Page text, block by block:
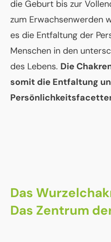
die Geburt bis zur
zum Erwachsenwerden
es die Entfaltung der
Menschen in den
des Lebens. Die
somit die Entfaltung
Das
Das Zentrum